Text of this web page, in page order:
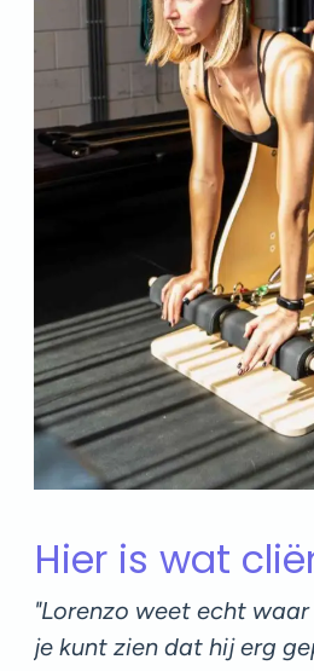
Hier is wat
"Lorenzo weet echt
je kunt zien dat hij erg